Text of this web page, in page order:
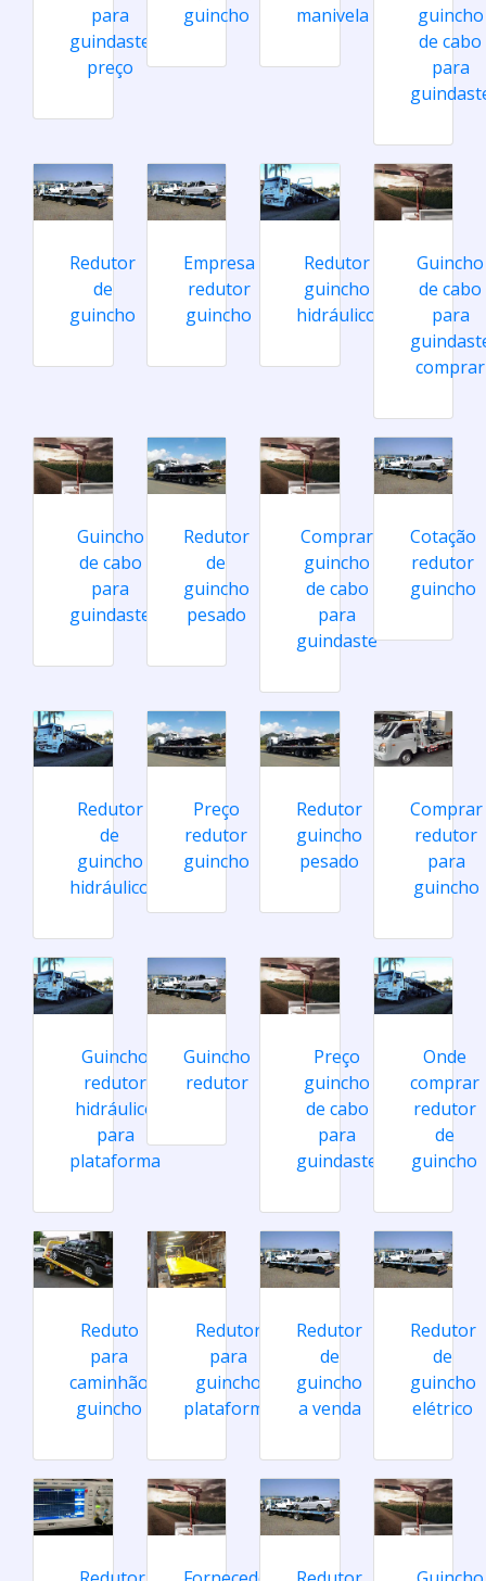
para
guindaste
preço
guincho
manivela
guincho
de cabo
para
Redutor
de
guincho
Empresa
redutor
guincho
Redutor
guincho
hidráulico
Guincho
de cabo
para
comprar
Guincho
de cabo
para
guindaste
Redutor
de
guincho
pesado
Comprar
guincho
de cabo
para
guindaste
Cotação
redutor
guincho
Redutor
de
guincho
hidráulico
Preço
redutor
guincho
Redutor
guincho
pesado
Comprar
redutor
para
guincho
Guincho
redutor
hidráulico
para
plataforma
Guincho
redutor
Preço
guincho
de cabo
para
guindaste
Onde
comprar
redutor
de
guincho
Reduto
para
caminhão
guincho
Redutor
para
guincho
plataforma
Redutor
de
guincho
a venda
Redutor
de
guincho
elétrico